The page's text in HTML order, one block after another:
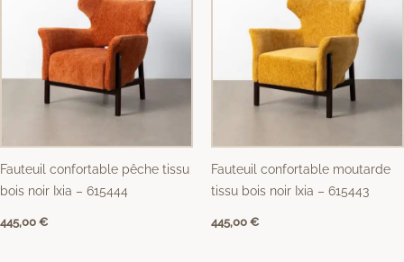
Fauteuil confortable pêche tissu
bois noir Ixia – 615444
445,00 €
Fauteuil confortable moutarde
tissu bois noir Ixia – 615443
445,00 €